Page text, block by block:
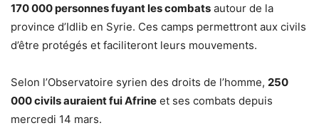
170 000 personnes fuyant les combats autour de la
province d’Idlib en Syrie. Ces camps permettront aux civils
d’être protégés et faciliteront leurs mouvements.
Selon l’Observatoire syrien des droits de l’homme, 250
000 civils auraient fui Afrine et ses combats depuis
mercredi 14 mars.